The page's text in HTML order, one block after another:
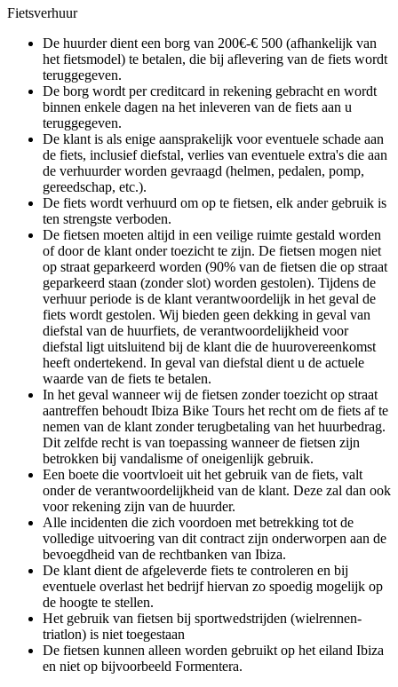
Fietsverhuur
De huurder dient een borg van 200€-€ 500 (afhankelijk van
het fietsmodel) te betalen, die bij aflevering van de fiets wordt
teruggegeven.
De borg wordt per creditcard in rekening gebracht en wordt
binnen enkele dagen na het inleveren van de fiets aan u
teruggegeven.
De klant is als enige aansprakelijk voor eventuele schade aan
de fiets, inclusief diefstal, verlies van eventuele extra's die aan
de verhuurder worden gevraagd (helmen, pedalen, pomp,
gereedschap, etc.).
De fiets wordt verhuurd om op te fietsen, elk ander gebruik is
ten strengste verboden.
De fietsen moeten altijd in een veilige ruimte gestald worden
of door de klant onder toezicht te zijn. De fietsen mogen niet
op straat geparkeerd worden (90% van de fietsen die op straat
geparkeerd staan (zonder slot) worden gestolen). Tijdens de
verhuur periode is de klant verantwoordelijk in het geval de
fiets wordt gestolen. Wij bieden geen dekking in geval van
diefstal van de huurfiets, de verantwoordelijkheid voor
diefstal ligt uitsluitend bij de klant die de huurovereenkomst
heeft ondertekend. In geval van diefstal dient u de actuele
waarde van de fiets te betalen.
In het geval wanneer wij de fietsen zonder toezicht op straat
aantreffen behoudt Ibiza Bike Tours het recht om de fiets af te
nemen van de klant zonder terugbetaling van het huurbedrag.
Dit zelfde recht is van toepassing wanneer de fietsen zijn
betrokken bij vandalisme of oneigenlijk gebruik.
Een boete die voortvloeit uit het gebruik van de fiets, valt
onder de verantwoordelijkheid van de klant. Deze zal dan ook
voor rekening zijn van de huurder.
Alle incidenten die zich voordoen met betrekking tot de
volledige uitvoering van dit contract zijn onderworpen aan de
bevoegdheid van de rechtbanken van Ibiza.
De klant dient de afgeleverde fiets te controleren en bij
eventuele overlast het bedrijf hiervan zo spoedig mogelijk op
de hoogte te stellen.
Het gebruik van fietsen bij sportwedstrijden (wielrennen-
triatlon) is niet toegestaan
De fietsen kunnen alleen worden gebruikt op het eiland Ibiza
en niet op bijvoorbeeld Formentera.